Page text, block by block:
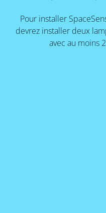
Pour installer
devrez installer deux
avec au moins